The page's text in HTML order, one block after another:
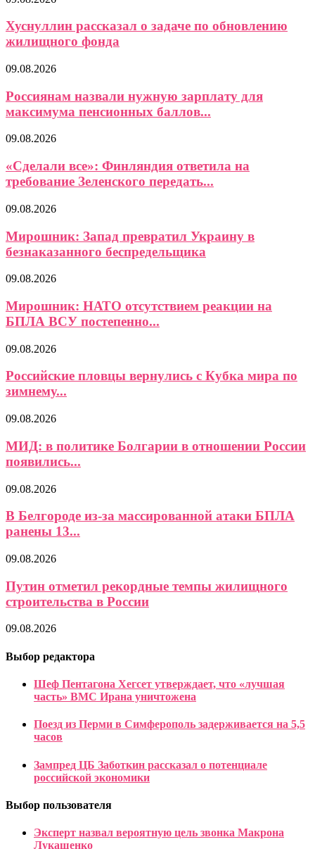
Хуснуллин рассказал о задаче по обновлению
жилищного фонда
09.08.2026
Россиянам назвали нужную зарплату для
максимума пенсионных баллов...
09.08.2026
«Сделали все»: Финляндия ответила на
требование Зеленского передать...
09.08.2026
Мирошник: Запад превратил Украину в
безнаказанного беспредельщика
09.08.2026
Мирошник: НАТО отсутствием реакции на
БПЛА ВСУ постепенно...
09.08.2026
Российские пловцы вернулись с Кубка мира по
зимнему...
09.08.2026
МИД: в политике Болгарии в отношении России
появились...
09.08.2026
В Белгороде из-за массированной атаки БПЛА
ранены 13...
09.08.2026
Путин отметил рекордные темпы жилищного
строительства в России
09.08.2026
Выбор редактора
Шеф Пентагона Хегсет утверждает, что «лучшая
часть» ВМС Ирана уничтожена
Поезд из Перми в Симферополь задерживается на 5,5
часов
Зампред ЦБ Заботкин рассказал о потенциале
российской экономики
Выбор пользователя
Эксперт назвал вероятную цель звонка Макрона
Лукашенко